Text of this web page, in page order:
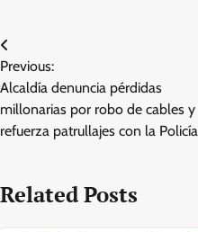
Post
navigation
Previous:
Alcaldía denuncia pérdidas
millonarias por robo de cables y
refuerza patrullajes con la Policía
Related Posts